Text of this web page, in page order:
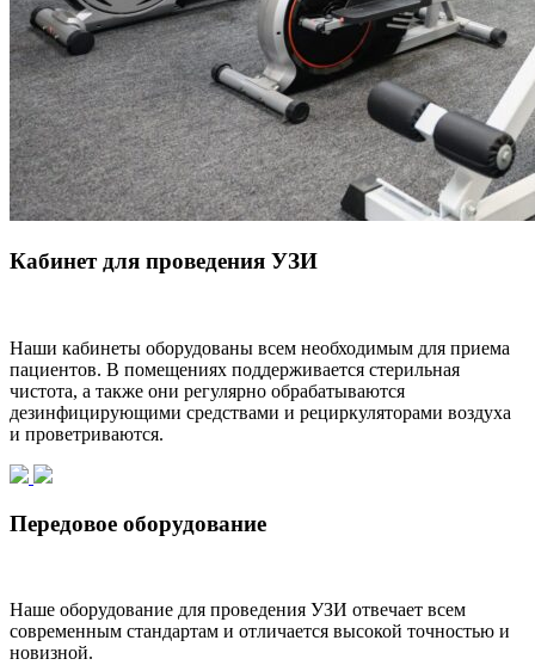
Кабинет для проведения УЗИ
Наши кабинеты оборудованы всем необходимым для приема
пациентов. В помещениях поддерживается стерильная
чистота, а также они регулярно обрабатываются
дезинфицирующими средствами и рециркуляторами воздуха
и проветриваются.
Передовое оборудование
Наше оборудование для проведения УЗИ отвечает всем
современным стандартам и отличается высокой точностью и
новизной.